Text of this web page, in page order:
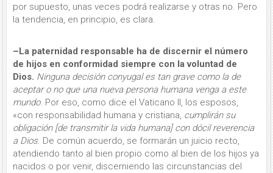
por supuesto, unas veces podrá realizarse y otras no. Pero
la tendencia, en principio, es clara.
–La paternidad responsable ha de discernir el número
de hijos en conformidad siempre con la voluntad de
Dios. Ninguna decisión conyugal es tan grave como la de
aceptar o no que una nueva persona humana venga a este
mundo. Por eso, como dice el Vaticano II, los esposos,
«con res­ponsabilidad humana y cristiana, cum­plirán su
obligación [de transmitir la vida humana] con dócil reverencia
a Dios. De común acuerdo, se formarán un juicio recto,
atendiendo tanto al bien propio como al bien de los hijos ya
na­cidos o por venir, discerniendo las cir­cunstancias del